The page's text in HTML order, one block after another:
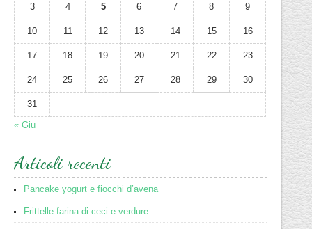
3 4 5 6 7 8 9
10 11 12 13 14 15 16
17 18 19 20 21 22 23
24 25 26 27 28 29 30
31
« Giu
Articoli recenti
Pancake yogurt e fiocchi d’avena
Frittelle farina di ceci e verdure